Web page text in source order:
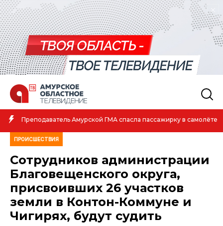
Преподаватель Амурской ГМА спасла пассажирку в самолёте
ПРОИСШЕСТВИЯ
Сотрудников администрации
Благовещенского округа,
присвоивших 26 участков
земли в Контон-Коммуне и
Чигирях, будут судить